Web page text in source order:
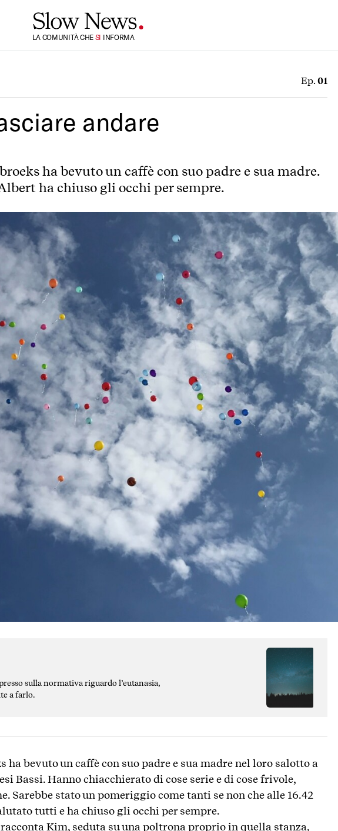
LA COMUNITÀ CHE TI INFORMA
Ep. 01
andare
ha bevuto un caffè con suo padre e sua madre.
ha chiuso gli occhi per sempre.
sulla normativa riguardo l’eutanasia,
a farlo.
ha bevuto un caffè con suo padre e sua madre nel loro salotto a
Bassi. Hanno chiacchierato di cose serie e di cose frivole,
Sarebbe stato un pomeriggio come tanti se non che alle 16.42
tutti e ha chiuso gli occhi per sempre.
Kim, seduta su una poltrona proprio in quella stanza,